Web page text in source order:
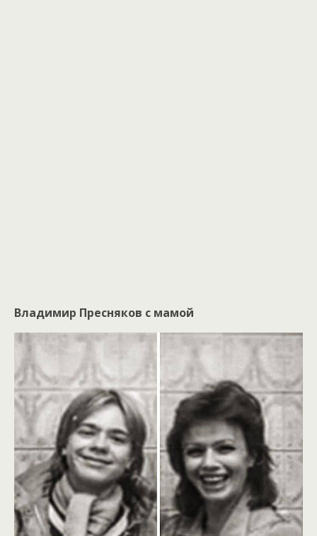
Владимир Пресняков с мамой